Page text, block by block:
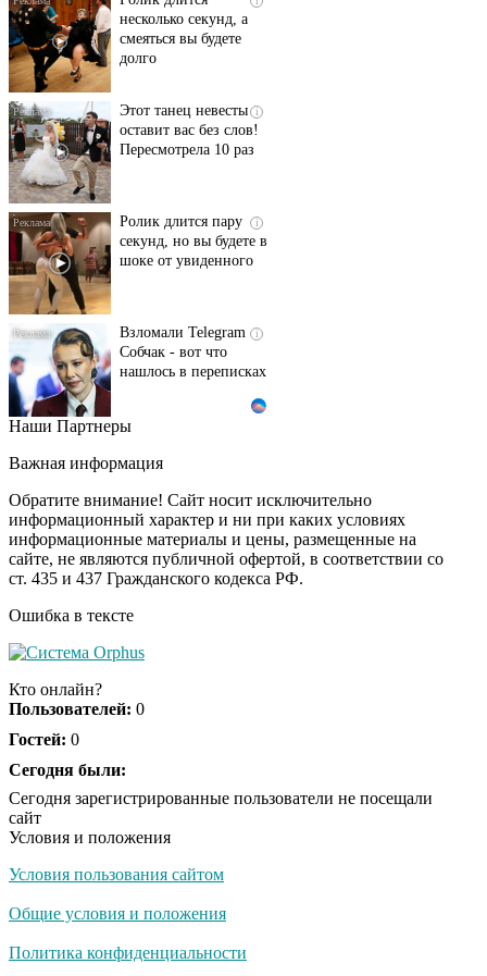
несколько секунд, а
смеяться вы будете
Этот танец невесты
оставит вас без слов!
Пересмотрела 10 раз
Ролик длится пару
секунд, но вы будете в
шоке от увиденного
Взломали Telegram
Собчак - вот что
Ржу не переставая, это
не раз
i
Врач дала 5 советов,
чтобы защититься от
инфаркта и инсульта
Ролик из Омска: вы
Королева вагона
оставит равнодушным
Наши Партнеры
Важная информация
Обратите внимание! Сайт носит исключительно
информационный характер и ни при каких условиях
информационные материалы и цены, размещенные на
сайте, не являются публичной офертой, в соответствии со
ст. 435 и 437 Гражданского кодекса РФ.
Ошибка в тексте
Кто онлайн?
Пользователей: 0
Гостей: 0
Сегодня были:
Сегодня зарегистрированные пользователи не посещали
сайт
Условия и положения
Условия пользования сайтом
Общие условия и положения
Политика конфиденциальности